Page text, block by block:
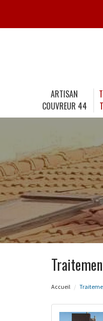
ARTISAN
COUVREUR 44
Accueil